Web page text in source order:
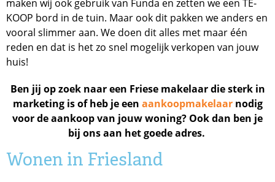
maken wij ook gebruik van Funda en zetten we een TE-
KOOP bord in de tuin. Maar ook dit pakken we anders en
vooral slimmer aan. We doen dit alles met maar één
reden en dat is het zo snel mogelijk verkopen van jouw
huis!
Ben jij op zoek naar een Friese makelaar die sterk in
marketing is of heb je een aankoopmakelaarnodig
voor de aankoop van jouw woning? Ook dan ben je
bij ons aan het goede adres.
Wonen in Friesland